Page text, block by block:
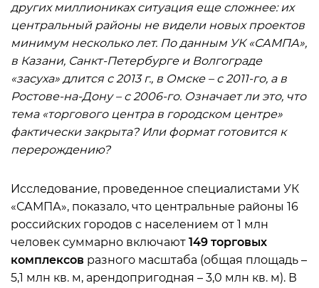
других миллиониках ситуация еще сложнее: их
центральный районы не видели новых проектов
минимум несколько лет. По данным УК «САМПА»,
в Казани, Санкт-Петербурге и Волгограде
«засуха» длится с 2013 г., в Омске – с 2011-го, а в
Ростове-на-Дону – с 2006-го. Означает ли это, что
тема «торгового центра в городском центре»
фактически закрыта? Или формат готовится к
перерождению?
Исследование, проведенное специалистами УК
«САМПА», показало, что центральные районы 16
российских городов с населением от 1 млн
человек суммарно включают 149 торговых
комплексов разного масштаба (общая площадь –
5,1 млн кв. м, арендопригодная – 3,0 млн кв. м). В